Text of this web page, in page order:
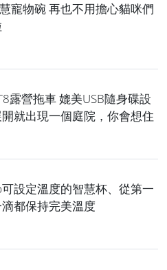
寵物碗 再也不用擔心貓咪們
露營拖車 媲美USB隨身碟設
就出現一個庭院，你會想住
設定溫度的智慧杯、從第一
都保持完美溫度